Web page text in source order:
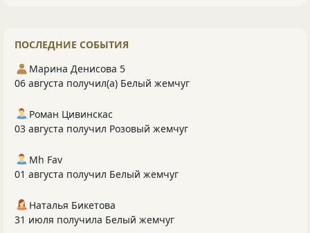
ПОСЛЕДНИЕ СОБЫТИЯ
Марина Денисова 5
06 августа получил(а) Белый жемчуг
Роман Цивинскас
03 августа получил Розовый жемчуг
Mh Fav
01 августа получил Белый жемчуг
Наталья Бикетова
31 июля получила Белый жемчуг